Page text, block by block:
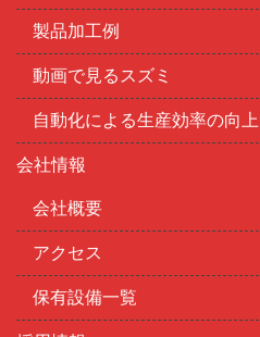
製品加工例
動画で見るスズミ
自動化による生産効率の向上
会社情報
会社概要
アクセス
保有設備一覧